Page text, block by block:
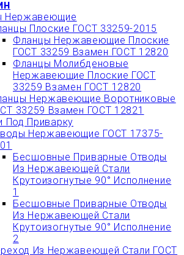
Нержавеющие
Плоские ГОСТ 33259-2015
Фланцы Нержавеющие Плоские
ГОСТ 33259 Взамен ГОСТ 12820
Фланцы Молибденовые
Нержавеющие Плоские ГОСТ
33259 Взамен ГОСТ 12820
Нержавеющие Воротниковые
33259 Взамен ГОСТ 12821
Под Приварку
Нержавеющие ГОСТ 17375-
Бесшовные Приварные Отводы
Из Нержавеющей Стали
Крутоизогнутые 90° Исполнение
1
Бесшовные Приварные Отводы
Из Нержавеющей Стали
Крутоизогнутые 90° Исполнение
2
Из Нержавеющей Стали ГОСТ